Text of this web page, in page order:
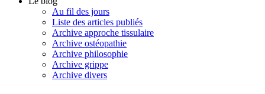
Au fil des jours
Liste des articles publiés
Archive approche tissulaire
Archive ostéopathie
Archive philosophie
Archive grippe
Archive divers